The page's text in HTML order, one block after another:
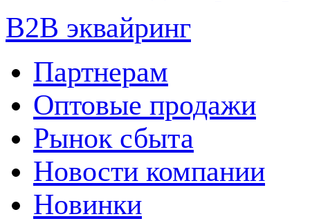
B2B эквайринг
Партнерам
Оптовые продажи
Рынок сбыта
Новости компании
Новинки